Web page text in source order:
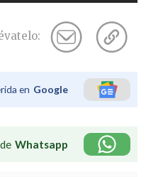
en Google
Whatsapp